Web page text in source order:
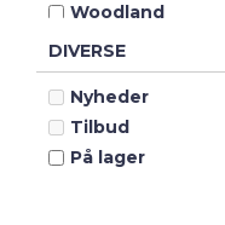
Woodland
DIVERSE
Nyheder
Tilbud
På lager